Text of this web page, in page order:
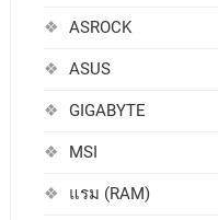
ASROCK
ASUS
GIGABYTE
MSI
แรม (RAM)